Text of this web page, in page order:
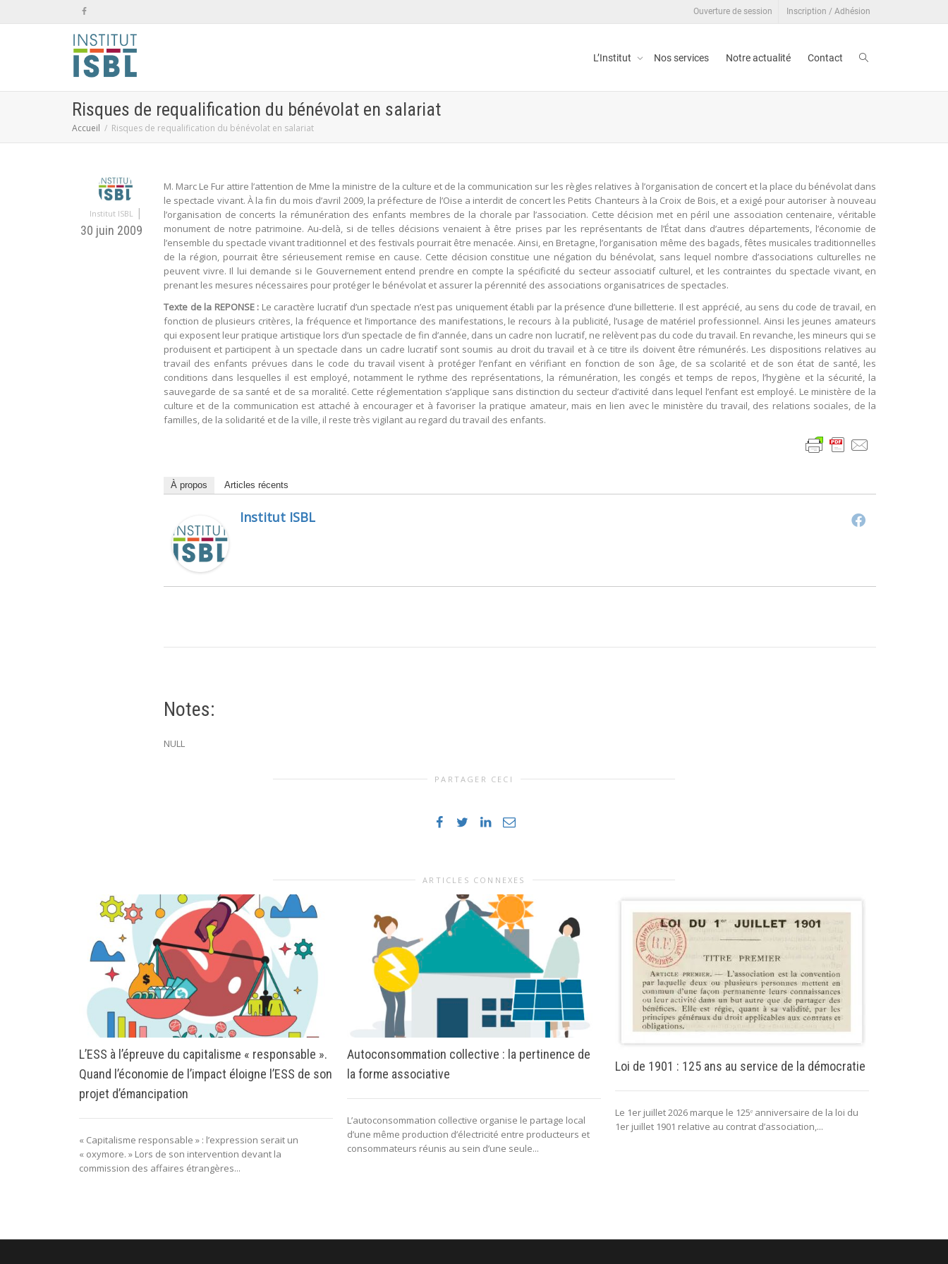
Ouverture de session Inscription / Adhésion
L’Institut Nos services Notre actualité Contact
Risques de requalification du bénévolat en salariat
Accueil Risques de requalification du bénévolat en salariat
Institut ISBL |
30 juin 2009
M. Marc Le Fur attire l’attention de Mme la ministre de la culture et de la communication sur les règles relatives à l’organisation de concert et la place du bénévolat dans
le spectacle vivant. À la fin du mois d’avril 2009, la préfecture de l’Oise a interdit de concert les Petits Chanteurs à la Croix de Bois, et a exigé pour autoriser à nouveau
l’organisation de concerts la rémunération des enfants membres de la chorale par l’association. Cette décision met en péril une association centenaire, véritable
monument de notre patrimoine. Au-delà, si de telles décisions venaient à être prises par les représentants de l’État dans d’autres départements, l’économie de
l’ensemble du spectacle vivant traditionnel et des festivals pourrait être menacée. Ainsi, en Bretagne, l’organisation même des bagads, fêtes musicales traditionnelles
de la région, pourrait être sérieusement remise en cause. Cette décision constitue une négation du bénévolat, sans lequel nombre d’associations culturelles ne
peuvent vivre. Il lui demande si le Gouvernement entend prendre en compte la spécificité du secteur associatif culturel, et les contraintes du spectacle vivant, en
prenant les mesures nécessaires pour protéger le bénévolat et assurer la pérennité des associations organisatrices de spectacles.
Texte de la REPONSE : Le caractère lucratif d’un spectacle n’est pas uniquement établi par la présence d’une billetterie. Il est apprécié, au sens du code de travail, en
fonction de plusieurs critères, la fréquence et l’importance des manifestations, le recours à la publicité, l’usage de matériel professionnel. Ainsi les jeunes amateurs
qui exposent leur pratique artistique lors d’un spectacle de fin d’année, dans un cadre non lucratif, ne relèvent pas du code du travail. En revanche, les mineurs qui se
produisent et participent à un spectacle dans un cadre lucratif sont soumis au droit du travail et à ce titre ils doivent être rémunérés. Les dispositions relatives au
travail des enfants prévues dans le code du travail visent à protéger l’enfant en vérifiant en fonction de son âge, de sa scolarité et de son état de santé, les
conditions dans lesquelles il est employé, notamment le rythme des représentations, la rémunération, les congés et temps de repos, l’hygiène et la sécurité, la
sauvegarde de sa santé et de sa moralité. Cette réglementation s’applique sans distinction du secteur d’activité dans lequel l’enfant est employé. Le ministère de la
culture et de la communication est attaché à encourager et à favoriser la pratique amateur, mais en lien avec le ministère du travail, des relations sociales, de la
familles, de la solidarité et de la ville, il reste très vigilant au regard du travail des enfants.
À propos Articles récents
Institut ISBL
Notes:
NULL
PARTAGER CECI
ARTICLES CONNEXES
L’ESS à l’épreuve du capitalisme « responsable ».
Quand l’économie de l’impact éloigne l’ESS de son
projet d’émancipation
« Capitalisme responsable » : l’expression serait un
« oxymore. » Lors de son intervention devant la
commission des affaires étrangères...
Autoconsommation collective : la pertinence de
la forme associative
L’autoconsommation collective organise le partage local
d’une même production d’électricité entre producteurs et
consommateurs réunis au sein d’une seule...
Loi de 1901 : 125 ans au service de la démocratie
Le 1er juillet 2026 marque le 125ᵉ anniversaire de la loi du
1er juillet 1901 relative au contrat d’association,...